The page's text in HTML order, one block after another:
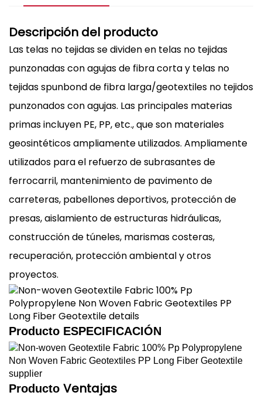
Descripción del producto
Las telas no tejidas se dividen en telas no tejidas
punzonadas con agujas de fibra corta y telas no
tejidas spunbond de fibra larga/geotextiles no tejidos
punzonados con agujas. Las principales materias
primas incluyen PE, PP, etc., que son materiales
geosintéticos ampliamente utilizados. Ampliamente
utilizados para el refuerzo de subrasantes de
ferrocarril, mantenimiento de pavimento de
carreteras, pabellones deportivos, protección de
presas, aislamiento de estructuras hidráulicas,
construcción de túneles, marismas costeras,
recuperación, protección ambiental y otros
proyectos.
Producto ESPECIFICACIÓN
Producto Ventajas